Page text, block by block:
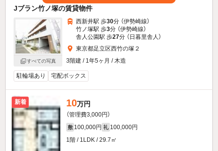
Jブラン竹ノ塚の賃貸物件
すべての写真
西新井駅 歩30分 （伊勢崎線）
竹ノ塚駅 歩3分 （伊勢崎線）
舎人公園駅 歩27分 （日暮里舎人）
東京都足立区西竹の塚２
3階建 / 1年5ヶ月 / 木造
駐輪場あり 宅配ボックス
新着 10万円
（管理費3,000円）
敷 100,000円 礼 100,000円
1階 / 1LDK / 29.7㎡